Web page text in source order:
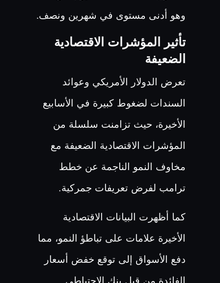
وهو أدنى مستوى في شهرين ونصف.
تأثير المؤشرات الاقتصادية
الضعيفة
تعرض الدولار الأمريكي وعوائد
السندات لضغوط كبيرة في الأسابيع
الأخيرة، حيث تزامنت سلسلة من
المؤشرات الاقتصادية الضعيفة مع
مخاوف النمو الناجمة عن خطط
ترامب لفرض تعريفات جمركية.
كما أظهرت البيانات الاقتصادية
الأخيرة علامات على تباطؤ النمو، مما
دفع الأسواق إلى توقع خفض أسعار
الفائدة من قبل بنك الاحتياطي